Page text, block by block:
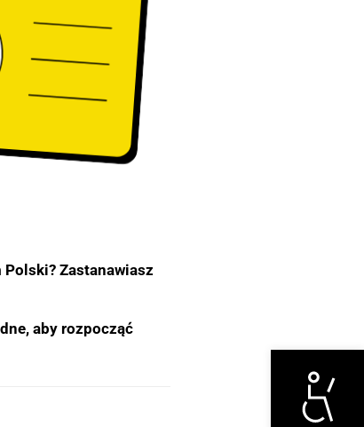
Otwórz
Zastanawiasz
aby rozpocząć